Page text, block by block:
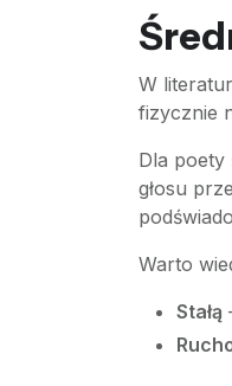
W
fizycznie
Dla poety
głosu
Warto
Stałą